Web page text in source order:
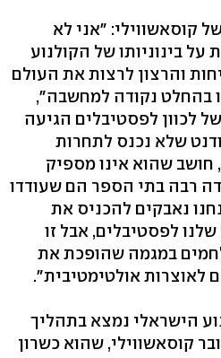
קוסאשווילי: "אני לא
בינוניותו של הקולנוע
והרצון לרצות את העולם
בהחלט נקודה למחשבה",
לכוון לפסטיבלים הגיעה
שלא נכנס לתחרות
חושב שהוא אינו מספיק
רבה בתי הספר הם שעודדו
נאבקים להכניס את
לפסטיבלים, אבל זו
במגמה שהופכת את
לאוצרות אולטימטיבית".
הישראלי נמצא בתהליך
קוסאשווילי, שהוא כשרון